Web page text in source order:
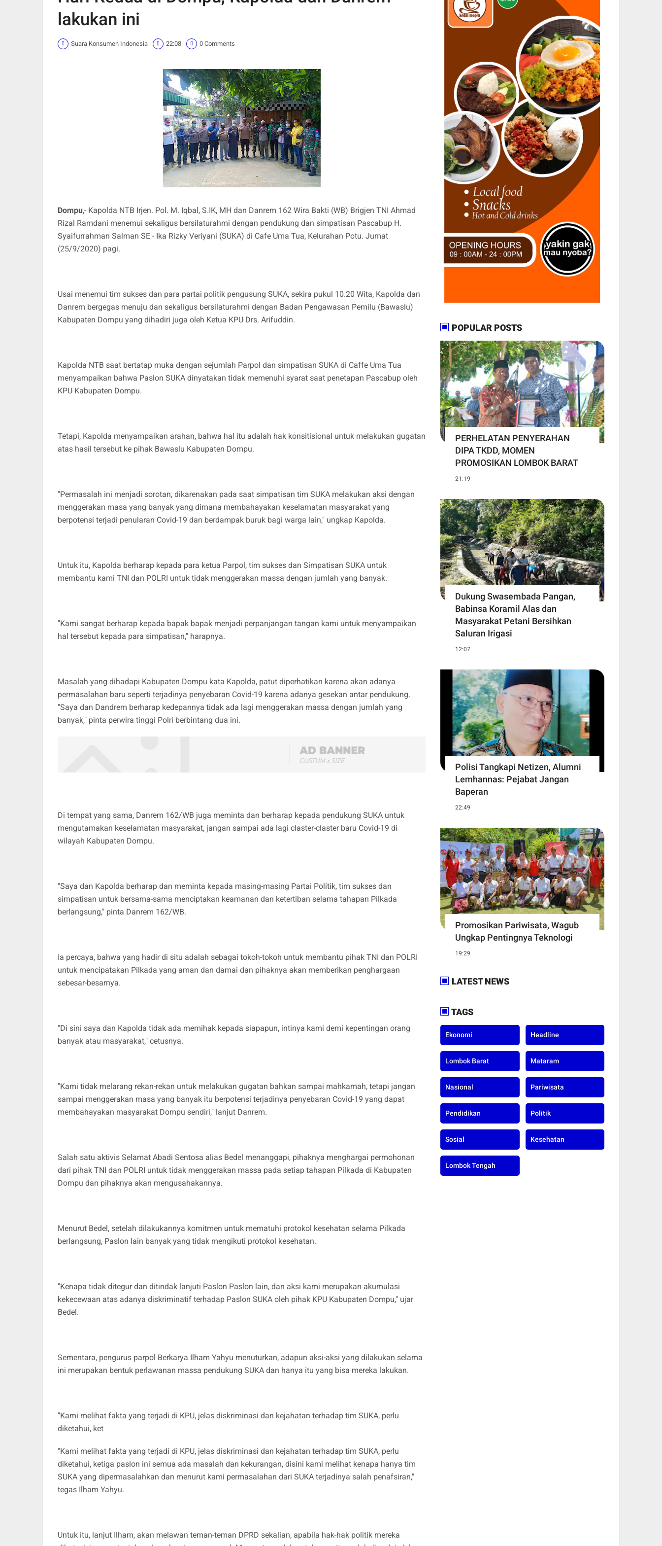
lakukan ini
Suara Konsumen Indonesia 22:08 0 Comments
Dompu,- Kapolda NTB Irjen. Pol. M. Iqbal, S.IK, MH dan Danrem 162 Wira Bakti (WB) Brigjen TNI Ahmad
Rizal Ramdani menemui sekaligus bersilaturahmi dengan pendukung dan simpatisan Pascabup H.
Syaifurrahman Salman SE - Ika Rizky Veriyani (SUKA) di Cafe Uma Tua, Kelurahan Potu. Jumat
(25/9/2020) pagi.
Usai menemui tim sukses dan para partai politik pengusung SUKA, sekira pukul 10.20 Wita, Kapolda dan
Danrem bergegas menuju dan sekaligus bersilaturahmi dengan Badan Pengawasan Pemilu (Bawaslu)
Kabupaten Dompu yang dihadiri juga oleh Ketua KPU Drs. Arifuddin.
Kapolda NTB saat bertatap muka dengan sejumlah Parpol dan simpatisan SUKA di Caffe Uma Tua
menyampaikan bahwa Paslon SUKA dinyatakan tidak memenuhi syarat saat penetapan Pascabup oleh
KPU Kabupaten Dompu.
Tetapi, Kapolda menyampaikan arahan, bahwa hal itu adalah hak konsitisional untuk melakukan gugatan
atas hasil tersebut ke pihak Bawaslu Kabupaten Dompu.
"Permasalah ini menjadi sorotan, dikarenakan pada saat simpatisan tim SUKA melakukan aksi dengan
menggerakan masa yang banyak yang dimana membahayakan keselamatan masyarakat yang
berpotensi terjadi penularan Covid-19 dan berdampak buruk bagi warga lain," ungkap Kapolda.
Untuk itu, Kapolda berharap kepada para ketua Parpol, tim sukses dan Simpatisan SUKA untuk
membantu kami TNI dan POLRI untuk tidak menggerakan massa dengan jumlah yang banyak.
"Kami sangat berharap kepada bapak bapak menjadi perpanjangan tangan kami untuk menyampaikan
hal tersebut kepada para simpatisan," harapnya.
Masalah yang dihadapi Kabupaten Dompu kata Kapolda, patut diperhatikan karena akan adanya
permasalahan baru seperti terjadinya penyebaran Covid-19 karena adanya gesekan antar pendukung.
"Saya dan Dandrem berharap kedepannya tidak ada lagi menggerakan massa dengan jumlah yang
banyak," pinta perwira tinggi Polri berbintang dua ini.
Di tempat yang sama, Danrem 162/WB juga meminta dan berharap kepada pendukung SUKA untuk
mengutamakan keselamatan masyarakat, jangan sampai ada lagi claster-claster baru Covid-19 di
wilayah Kabupaten Dompu.
"Saya dan Kapolda berharap dan meminta kepada masing-masing Partai Politik, tim sukses dan
simpatisan untuk bersama-sama menciptakan keamanan dan ketertiban selama tahapan Pilkada
berlangsung," pinta Danrem 162/WB.
Ia percaya, bahwa yang hadir di situ adalah sebagai tokoh-tokoh untuk membantu pihak TNI dan POLRI
untuk mencipatakan Pilkada yang aman dan damai dan pihaknya akan memberikan penghargaan
sebesar-besarnya.
"Di sini saya dan Kapolda tidak ada memihak kepada siapapun, intinya kami demi kepentingan orang
banyak atau masyarakat," cetusnya.
"Kami tidak melarang rekan-rekan untuk melakukan gugatan bahkan sampai mahkamah, tetapi jangan
sampai menggerakan masa yang banyak itu berpotensi terjadinya penyebaran Covid-19 yang dapat
membahayakan masyarakat Dompu sendiri," lanjut Danrem.
Salah satu aktivis Selamat Abadi Sentosa alias Bedel menanggapi, pihaknya menghargai permohonan
dari pihak TNI dan POLRI untuk tidak menggerakan massa pada setiap tahapan Pilkada di Kabupaten
Dompu dan pihaknya akan mengusahakannya.
Menurut Bedel, setelah dilakukannya komitmen untuk mematuhi protokol kesehatan selama Pilkada
berlangsung, Paslon lain banyak yang tidak mengikuti protokol kesehatan.
"Kenapa tidak ditegur dan ditindak lanjuti Paslon Paslon lain, dan aksi kami merupakan akumulasi
kekecewaan atas adanya diskriminatif terhadap Paslon SUKA oleh pihak KPU Kabupaten Dompu," ujar
Bedel.
Sementara, pengurus parpol Berkarya Ilham Yahyu menuturkan, adapun aksi-aksi yang dilakukan selama
ini merupakan bentuk perlawanan massa pendukung SUKA dan hanya itu yang bisa mereka lakukan.
"Kami melihat fakta yang terjadi di KPU, jelas diskriminasi dan kejahatan terhadap tim SUKA, perlu
diketahui, ket
"Kami melihat fakta yang terjadi di KPU, jelas diskriminasi dan kejahatan terhadap tim SUKA, perlu
diketahui, ketiga paslon ini semua ada masalah dan kekurangan, disini kami melihat kenapa hanya tim
SUKA yang dipermasalahkan dan menurut kami permasalahan dari SUKA terjadinya salah penafsiran,"
tegas Ilham Yahyu.
Untuk itu, lanjut Ilham, akan melawan teman-teman DPRD sekalian, apabila hak-hak politik mereka
POPULAR POSTS
PERHELATAN PENYERAHAN
DIPA TKDD, MOMEN
PROMOSIKAN LOMBOK BARAT
21:19
Dukung Swasembada Pangan,
Babinsa Koramil Alas dan
Masyarakat Petani Bersihkan
Saluran Irigasi
12:07
Polisi Tangkapi Netizen, Alumni
Lemhannas: Pejabat Jangan
Baperan
22:49
Promosikan Pariwisata, Wagub
Ungkap Pentingnya Teknologi
19:29
LATEST NEWS
TAGS
Ekonomi Headline
Lombok Barat Mataram
Nasional Pariwisata
Pendidikan Politik
Sosial Kesehatan
Lombok Tengah